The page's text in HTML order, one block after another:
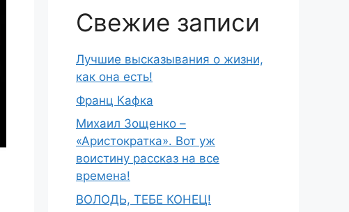
Свежие записи
Лучшие высказывания о жизни,
как она есть!
Франц Кафка
Михаил Зощенко –
«Аристократка». Вот уж
воистину рассказ на все
времена!
ВОЛОДЬ, ТЕБЕ КОНЕЦ!